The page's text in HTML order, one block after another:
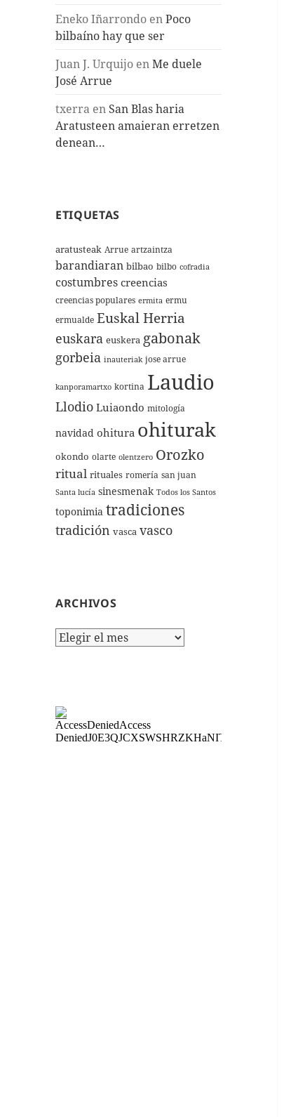
Eneko Iñarrondo enPoco
bilbaíno hay que ser
Juan J. Urquijo enMe duele
José Arrue
txerra en San Blas haria
Aratusteen amaieran erretzen
denean…
ETIQUETAS
aratusteak Arrue artzaintza
barandiaran bilbao bilbo cofradia
costumbres creencias
creencias populares ermita ermu
ermualde Euskal Herria
euskara euskera gabonak
gorbeia inauteriak jose arrue
kanporamartxo kortina Laudio
Llodio Luiaondo mitología
navidad ohitura ohiturak
okondo olarte olentzero Orozko
ritual rituales romería san juan
Santa lucía sinesmenak Todos los Santos
toponimia tradiciones
tradición vasca vasco
ARCHIVOS
Archivos